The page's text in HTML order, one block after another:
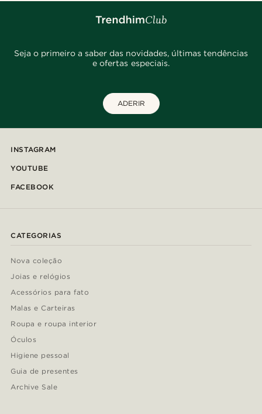
Seja o primeiro a saber das novidades, últimas tendências
e ofertas especiais.
ADERIR
INSTAGRAM
YOUTUBE
FACEBOOK
CATEGORIAS
Nova coleção
Joias e relógios
Acessórios para fato
Malas e Carteiras
Roupa e roupa interior
Óculos
Higiene pessoal
Guia de presentes
Archive Sale